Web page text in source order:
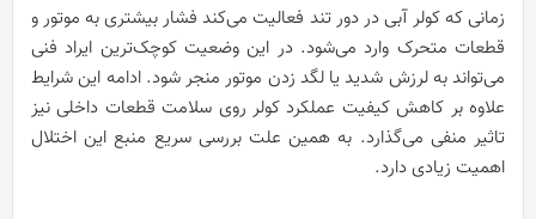
زمانی که کولر آبی در دور تند فعالیت می‌کند فشار بیشتری به موتور و
قطعات متحرک وارد می‌شود. در این وضعیت کوچک‌ترین ایراد فنی
می‌تواند به لرزش شدید یا لگد زدن موتور منجر شود. ادامه این شرایط
علاوه بر کاهش کیفیت عملکرد کولر روی سلامت قطعات داخلی نیز
تاثیر منفی می‌گذارد. به همین علت بررسی سریع منبع این اختلال
اهمیت زیادی دارد.